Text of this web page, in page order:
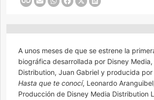
A unos meses de que se estrene la
biográfica desarrollada por Disney Media,
Distribution, Juan Gabriel y producida por
Hasta que te conocí, Leonardo
Producción de Disney Media Distribution